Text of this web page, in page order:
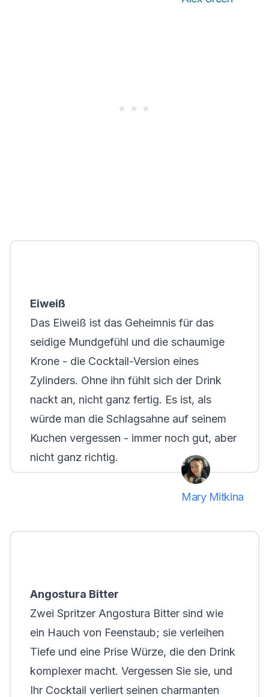
Eiweiß
Das Eiweiß ist das Geheimnis für das
seidige Mundgefühl und die schaumige
Krone - die Cocktail-Version eines
Zylinders. Ohne ihn fühlt sich der Drink
nackt an, nicht ganz fertig. Es ist, als
würde man die Schlagsahne auf seinem
Kuchen vergessen - immer noch gut, aber
nicht ganz richtig.
Mary Mitkina
Angostura Bitter
Zwei Spritzer Angostura Bitter sind wie
ein Hauch von Feenstaub; sie verleihen
Tiefe und eine Prise Würze, die den Drink
komplexer macht. Vergessen Sie sie, und
Ihr Cocktail verliert seinen charmanten